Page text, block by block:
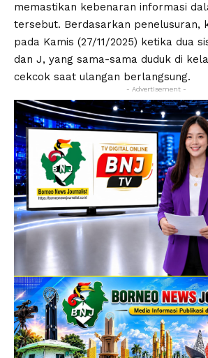
memastikan kebenaran informasi
tersebut. Berdasarkan penelusuran,
pada Kamis (27/11/2025) ketika dua
dan J, yang sama-sama duduk di
cekcok saat ulangan berlangsung.
- Advertisement -